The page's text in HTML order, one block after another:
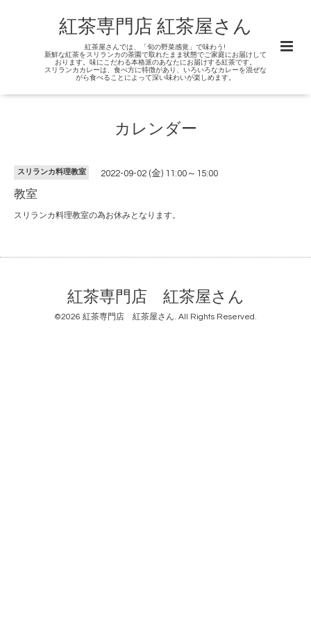
紅茶専門店 紅茶屋さん
紅茶屋さんでは、「旬の野菜感覚」で味わう!
新鮮な紅茶をスリランカの茶園で取れたまま状態でご家庭にお届けして
おります。味にこだわる本格派のあなたにお届けする紅茶です。
スリランカカレーは、食べ方に特徴があり、いろいろなカレーを混ぜな
がら食べることによって深い味わいが楽しめます。
カレンダー
スリランカ料理教室 2022-09-02 (金) 11:00～15:00
教室
スリランカ料理教室の為お休みとなります。
紅茶専門店 紅茶屋さん
©2026 紅茶専門店 紅茶屋さん. All Rights Reserved.